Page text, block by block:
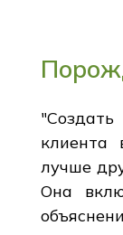
клиента
лучше
Она